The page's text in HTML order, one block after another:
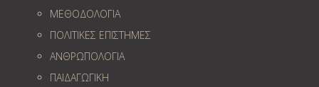
ΜΕΘΟΔΟΛΟΓΙΑ
ΠΟΛΙΤΙΚΕΣ ΕΠΙΣΤΗΜΕΣ
ΑΝΘΡΩΠΟΛΟΓΙΑ
ΠΑΙΔΑΓΩΓΙΚΗ